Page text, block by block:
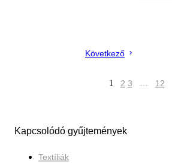
Következő
1 2 3 … 12
Kapcsolódó gyűjtemények
Textíliák